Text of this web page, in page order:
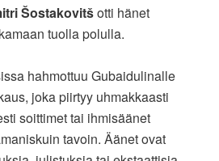
Šostakovitšotti hänet
tuolla polulla.
hahmottuu Gubaidulinalle
joka piirtyy uhmakkaasti
soittimet tai ihmisäänet
tavoin. Äänet ovat